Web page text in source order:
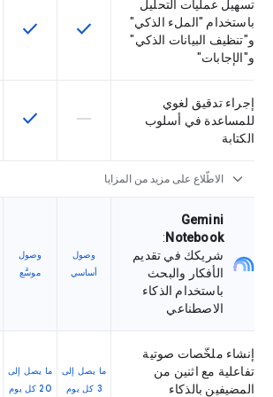
تسهيل عمليات التحليل
باستخدام "الملء الذكي"
و"تنظيف البيانات الذكي"
و"الإجابات"
تتوفّر هذه
check تتوفّر
check
إجراء تدقيق لغوي
للمساعدة في أسلوب
الكتابة
لا تتوفّر هذه
horizontal_rule تتوفّر
check
expand_more الاطّلاع على مزيد من المزايا
‫Gemini
Notebook
:
شريكك في تقديم
الأفكار والبحث
باستخدام الذكاء
الاصطناعي
وصول
أساسي
وصول
موسَّع
إنشاء ملخّصات صوتية
تفاعلية مع اثنين من
المضيفين بالذكاء
ما يصل إلى
3 كل يوم
ما يصل إلى
20 كل يوم